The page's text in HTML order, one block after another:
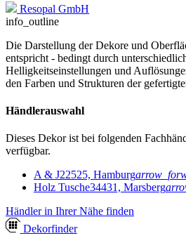
Resopal GmbH
info_outline
Die Darstellung der Dekore und
entspricht - bedingt durch
Helligkeitseinstellungen und
den Farben und Strukturen der
Händlerauswahl
Dieses Dekor ist bei folgenden
verfügbar.
A & J22525, Hamburg
Holz Tusche34431, Marsberg
Händler in Ihrer Nähe finden
Dekorfinder